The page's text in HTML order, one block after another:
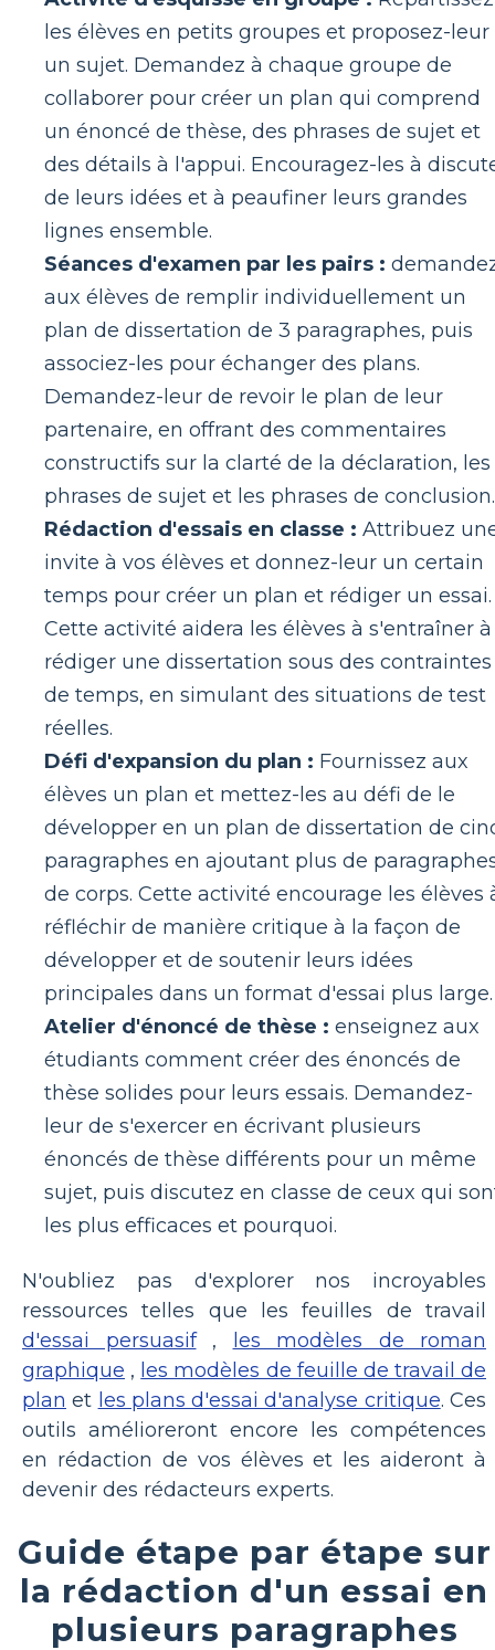
les élèves en petits groupes et proposez-leur
un sujet. Demandez à chaque groupe de
collaborer pour créer un plan qui comprend
un énoncé de thèse, des phrases de sujet et
des détails à l'appui. Encouragez-les à
de leurs idées et à peaufiner leurs grandes
lignes ensemble.
Séances d'examen par les pairs :
aux élèves de remplir individuellement un
plan de dissertation de 3 paragraphes, puis
associez-les pour échanger des plans.
Demandez-leur de revoir le plan de leur
partenaire, en offrant des commentaires
constructifs sur la clarté de la déclaration, les
phrases de sujet et les phrases de conclusion.
Rédaction d'essais en classe : Attribuez
invite à vos élèves et donnez-leur un certain
temps pour créer un plan et rédiger un essai.
Cette activité aidera les élèves à s'entraîner à
rédiger une dissertation sous des contraintes
de temps, en simulant des situations de test
réelles.
Défi d'expansion du plan : Fournissez aux
élèves un plan et mettez-les au défi de le
développer en un plan de dissertation de
paragraphes en ajoutant plus de
de corps. Cette activité encourage les élèves
réfléchir de manière critique à la façon de
développer et de soutenir leurs idées
principales dans un format d'essai plus large.
Atelier d'énoncé de thèse : enseignez aux
étudiants comment créer des énoncés de
thèse solides pour leurs essais. Demandez-
leur de s'exercer en écrivant plusieurs
énoncés de thèse différents pour un même
sujet, puis discutez en classe de ceux qui
les plus efficaces et pourquoi.
N'oubliez pas d'explorer nos incroyables
ressources telles que les feuilles de travail
d'essai persuasif,
les modèles de roman
graphique , les modèles de feuille de travail de
plan et les plans d'essai d'analyse critique. Ces
outils amélioreront encore les compétences
en rédaction de vos élèves et les aideront à
devenir des rédacteurs experts.
Guide étape par étape sur
la rédaction d'un essai en
plusieurs paragraphes